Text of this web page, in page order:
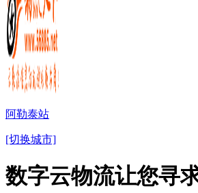
阿勒泰站
[切换城市]
数字云物流让您寻